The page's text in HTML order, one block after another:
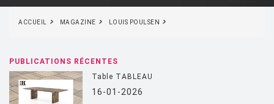
ACCUEIL MAGAZINE LOUIS POULSEN
PUBLICATIONS RÉCENTES
Table TABLEAU
16-01-2026